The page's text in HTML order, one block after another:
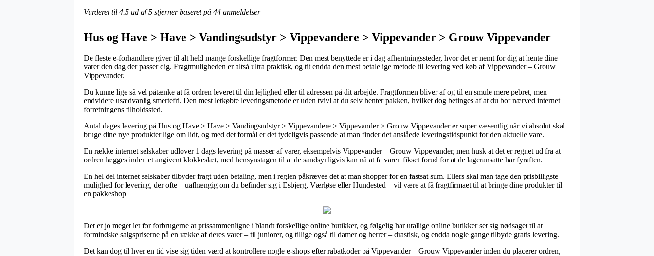
Vurderet til 4.5 ud af 5 stjerner baseret på 44 anmeldelser
Hus og Have > Have > Vandingsudstyr > Vippevandere > Vippevander > Grouw Vippevander
De fleste e-forhandlere giver til alt held mange forskellige fragtformer. Den mest benyttede er i dag afhentningssteder, hvor det er nemt for dig at hente dine
varer den dag der passer dig. Fragtmuligheden er altså ultra praktisk, og tit endda den mest betalelige metode til levering ved køb af Vippevander – Grouw
Vippevander.
Du kunne lige så vel påtænke at få ordren leveret til din lejlighed eller til adressen på dit arbejde. Fragtformen bliver af og til en smule mere pebret, men
endvidere usædvanlig smertefri. Den mest letkøbte leveringsmetode er uden tvivl at du selv henter pakken, hvilket dog betinges af at du bor nærved internet
forretningens tilholdssted.
Antal dages levering på Hus og Have > Have > Vandingsudstyr > Vippevandere > Vippevander > Grouw Vippevander er super væsentlig når vi absolut skal
bruge dine nye produkter lige om lidt, og med det formål er det tydeligvis passende at man finder det anslåede leveringstidspunkt for den aktuelle vare.
En række internet selskaber udlover 1 dags levering på masser af varer, eksempelvis Vippevander – Grouw Vippevander, men husk at det er regnet ud fra at
ordren lægges inden et angivent klokkeslæt, med hensynstagen til at de sandsynligvis kan nå at få varen fikset forud for at de lageransatte har fyraften.
En hel del internet selskaber tilbyder fragt uden betaling, men i reglen påkræves det at man shopper for en fastsat sum. Ellers skal man tage den prisbilligste
mulighed for levering, der ofte – uafhængig om du befinder sig i Esbjerg, Værløse eller Hundested – vil være at få fragtfirmaet til at bringe dine produkter til
en pakkeshop.
Det er jo meget let for forbrugerne at prissammenligne i blandt forskellige online butikker, og følgelig har utallige online butikker set sig nødsaget til at
formindske salgspriserne på en række af deres varer – til juniorer, og tillige også til damer og herrer – drastisk, og endda nogle gange tilbyde gratis levering.
Det kan dog til hver en tid vise sig tiden værd at kontrollere nogle e-shops efter rabatkoder på Vippevander – Grouw Vippevander inden du placerer ordren,